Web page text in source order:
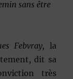
sans être
Febvray, la
dit sa
très